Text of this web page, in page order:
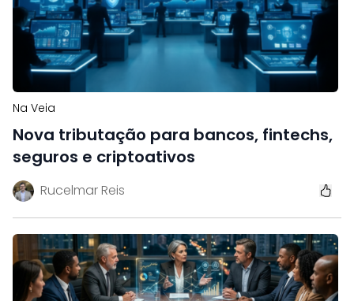
Na Veia
Nova tributação para bancos, fintechs,
seguros e criptoativos
Rucelmar Reis